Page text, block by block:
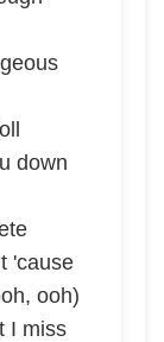
down
'cause
ooh)
I miss